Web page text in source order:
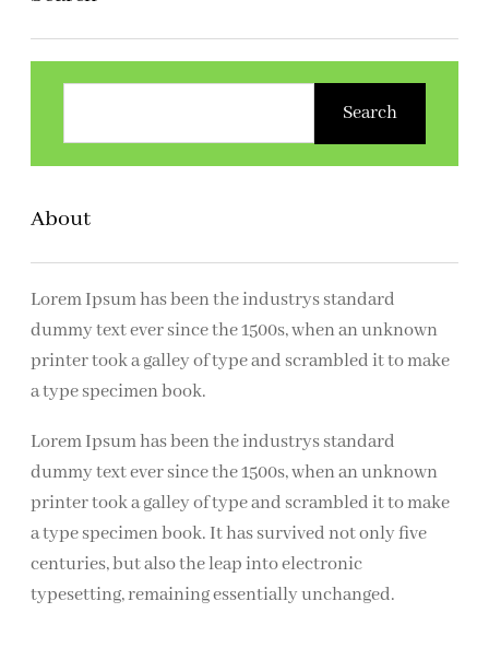
k
n
Search
About
Lorem Ipsum has been the industrys standard
dummy text ever since the 1500s, when an unknown
printer took a galley of type and scrambled it to make
a type specimen book.
Lorem Ipsum has been the industrys standard
dummy text ever since the 1500s, when an unknown
printer took a galley of type and scrambled it to make
a type specimen book. It has survived not only five
centuries, but also the leap into electronic
typesetting, remaining essentially unchanged.